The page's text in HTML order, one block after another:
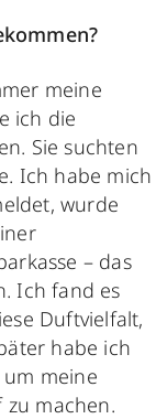
meine
ich die
Sie suchten
Ich habe mich
wurde
– das
Ich fand es
Duftvielfalt,
habe ich
um meine
machen.